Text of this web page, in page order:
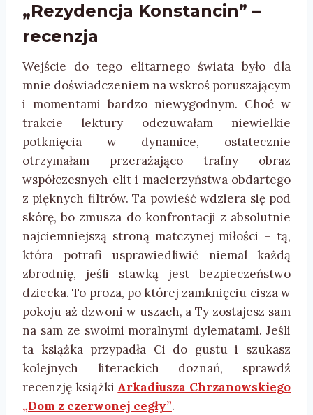
„Rezydencja Konstancin” –
recenzja
Wejście do tego elitarnego świata było dla
mnie doświadczeniem na wskroś poruszającym
i momentami bardzo niewygodnym. Choć w
trakcie lektury odczuwałam niewielkie
potknięcia w dynamice, ostatecznie
otrzymałam przerażająco trafny obraz
współczesnych elit i macierzyństwa obdartego
z pięknych filtrów. Ta powieść wdziera się pod
skórę, bo zmusza do konfrontacji z absolutnie
najciemniejszą stroną matczynej miłości – tą,
która potrafi usprawiedliwić niemal każdą
zbrodnię, jeśli stawką jest bezpieczeństwo
dziecka. To proza, po której zamknięciu cisza w
pokoju aż dzwoni w uszach, a Ty zostajesz sam
na sam ze swoimi moralnymi dylematami. Jeśli
ta książka przypadła Ci do gustu i szukasz
kolejnych literackich doznań, sprawdź
recenzję książki Arkadiusza Chrzanowskiego
„Dom z czerwonej cegły”.